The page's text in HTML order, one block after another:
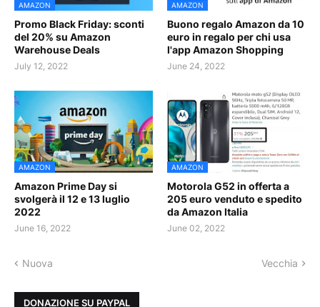
AMAZON
Promo Black Friday: sconti
del 20% su Amazon
Warehouse Deals
July 12, 2022
AMAZON
Buono regalo Amazon da 10
euro in regalo per chi usa
l'app Amazon Shopping
June 24, 2022
AMAZON
Amazon Prime Day si
svolgerà il 12 e 13 luglio
2022
June 16, 2022
AMAZON
Motorola G52 in offerta a
205 euro venduto e spedito
da Amazon Italia
June 02, 2022
Nuova Vecchia
DONAZIONE SU PAYPAL